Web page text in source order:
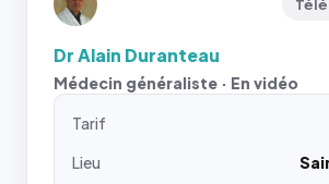
Dr Alain Duranteau
Médecin généraliste · En vidéo
Tarif
Lieu